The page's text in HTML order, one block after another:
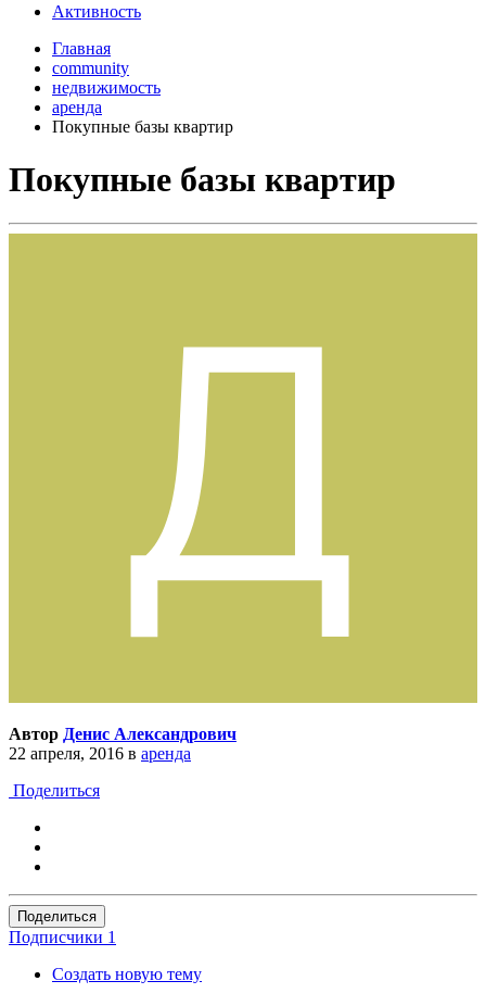
Активность
Главная
community
недвижимость
аренда
Покупные базы квартир
Покупные базы квартир
Автор Денис Александрович
22 апреля, 2016 в аренда
Поделиться
Поделиться
Подписчики 1
Создать новую тему